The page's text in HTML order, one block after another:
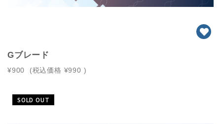
Gブレード
¥900 (税込価格 ¥990 )
SOLD OUT